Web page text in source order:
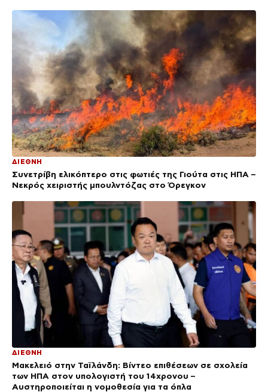
ΔΙΕΘΝΗ
Συνετρίβη ελικόπτερο στις φωτιές της Γιούτα στις ΗΠΑ –
Νεκρός χειριστής μπουλντόζας στο Όρεγκον
ΔΙΕΘΝΗ
Μακελειό στην Ταϊλάνδη: Βίντεο επιθέσεων σε σχολεία
των ΗΠΑ στον υπολογιστή του 14χρονου –
Αυστηροποιείται η νομοθεσία για τα όπλα